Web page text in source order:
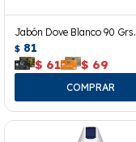
Jabón Dove Blanco 90 Grs.
$ 81
$ 61 $ 69